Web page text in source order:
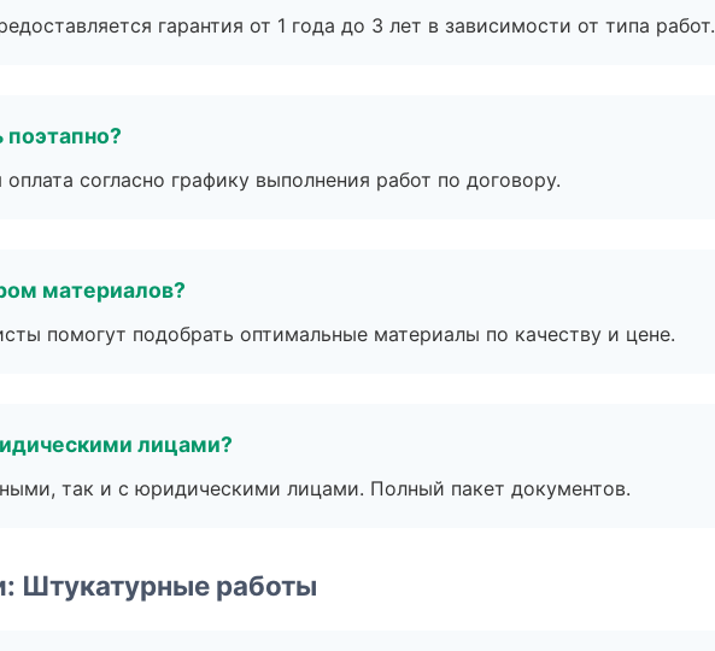
гарантия от 1 года до 3 лет в зависимости от типа работ.
согласно графику выполнения работ по договору.
материалов?
помогут подобрать оптимальные материалы по качеству и цене.
лицами?
так и с юридическими лицами. Полный пакет документов.
Штукатурные работы